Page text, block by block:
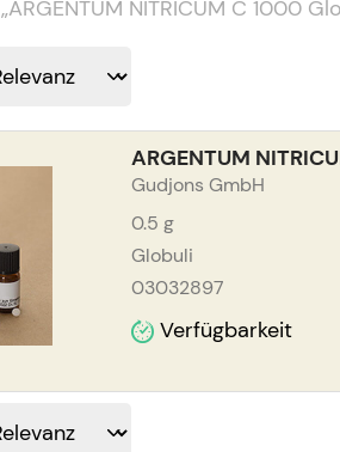
„ARGENTUM NITRICUM C 1000
ARGENTUM
Gudjons GmbH
0.5 g
Globuli
03032897
Verfügbarkeit